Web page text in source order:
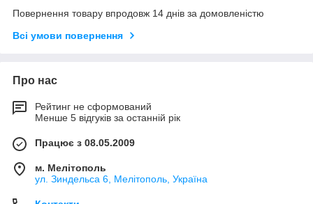
Повернення товару впродовж 14 днів за домовленістю
Всі умови повернення
Про нас
Рейтинг не сформований
Менше 5 відгуків за останній рік
Працює з 08.05.2009
м. Мелітополь
ул. Зиндельса 6, Мелітополь, Україна